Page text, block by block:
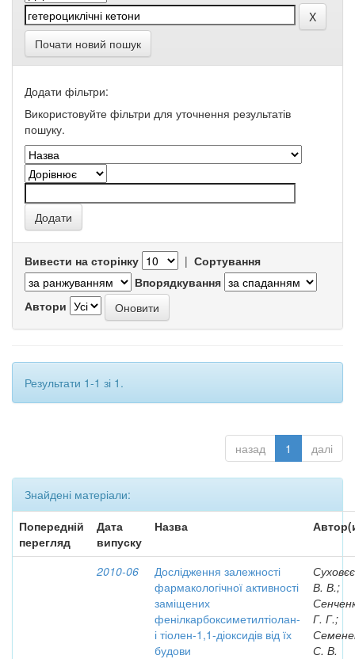
Почати новий пошук
Додати фільтри:
Використовуйте фільтри для уточнення результатів
пошуку.
Вивести на сторінку | Сортування
Впорядкування
Автори
Результати 1-1 зі 1.
назад 1 далі
Знайдені матеріали:
Попередній
перегляд
Дата
випуску
Назва
2010-06
Дослідження залежності
фармакологічної активності
заміщених
фенілкарбоксиметилтіолан-
і тіолен-1,1-діоксидів від їх
будови
В. В.;
Г. Г.;
С. В.